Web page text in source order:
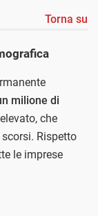
Torna su
milione di
che
Rispetto
le imprese